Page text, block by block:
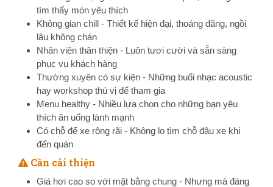
tìm thấy món yêu thích
Không gian chill - Thiết kế hiện đại, thoáng đãng, ngồi
lâu không chán
Nhân viên thân thiện - Luôn tươi cười và sẵn sàng
phục vụ khách hàng
Thường xuyên có sự kiện - Những buổi nhạc acoustic
hay workshop thú vị để tham gia
Menu healthy - Nhiều lựa chọn cho những bạn yêu
thích ăn uống lành mạnh
Có chỗ để xe rộng rãi - Không lo tìm chỗ đậu xe khi
đến quán
Cần cải thiện
Giá hơi cao so với mặt bằng chung - Nhưng mà đáng